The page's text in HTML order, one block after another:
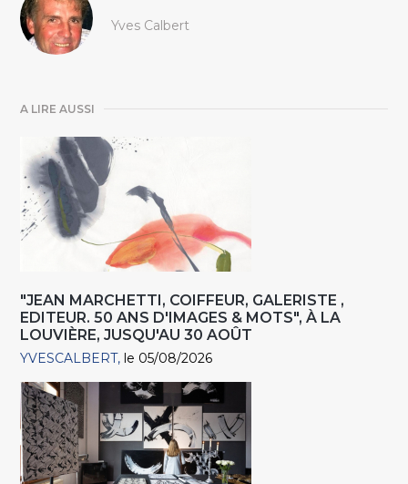
Yves Calbert
A LIRE AUSSI
"JEAN MARCHETTI, COIFFEUR, GALERISTE ,
EDITEUR. 50 ANS D'IMAGES & MOTS", À LA
LOUVIÈRE, JUSQU'AU 30 AOÛT
YVESCALBERT le 05/08/2026